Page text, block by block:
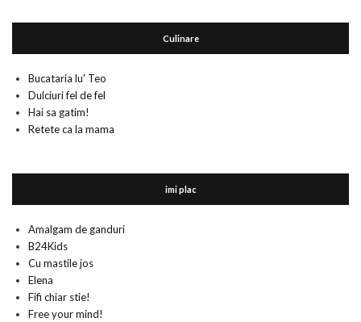
Culinare
Bucataria lu' Teo
Dulciuri fel de fel
Hai sa gatim!
Retete ca la mama
imi plac
Amalgam de ganduri
B24Kids
Cu mastile jos
Elena
Fifi chiar stie!
Free your mind!